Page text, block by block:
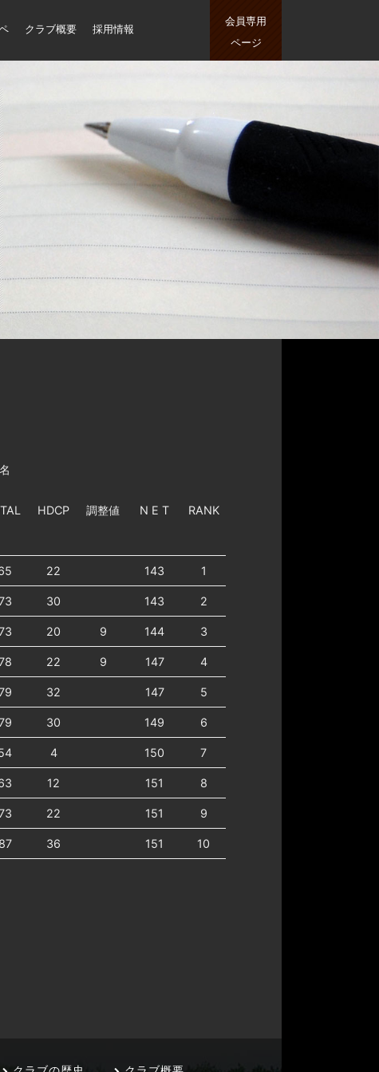
クラブ概要 採用情報
会員専用
ページ
HDCP 調整値 N E T RANK
22 143 1
30 143 2
20 9 144 3
22 9 147 4
32 147 5
30 149 6
4 150 7
12 151 8
22 151 9
36 151 10